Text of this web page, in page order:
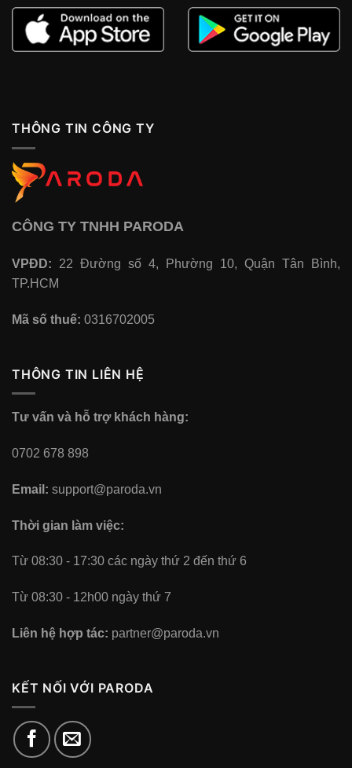
THÔNG TIN CÔNG TY
CÔNG TY TNHH PARODA
VPĐD: 22 Đường số 4, Phường 10, Quận Tân Bình,
TP.HCM
Mã số thuế: 0316702005
THÔNG TIN LIÊN HỆ
Tư vấn và hỗ trợ khách hàng:
0702 678 898
Email: support@paroda.vn
Thời gian làm việc:
Từ 08:30 - 17:30 các ngày thứ 2 đến thứ 6
Từ 08:30 - 12h00 ngày thứ 7
Liên hệ hợp tác: partner@paroda.vn
KẾT NỐI VỚI PARODA